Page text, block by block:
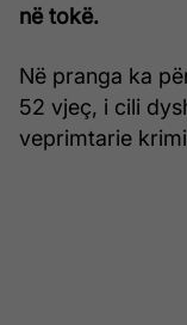
në tokë.
Në pranga ka
52 vjeç, i cili
veprimtarie